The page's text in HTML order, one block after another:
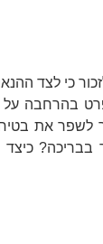
כי לצד
בהרחבה על
לשפר את